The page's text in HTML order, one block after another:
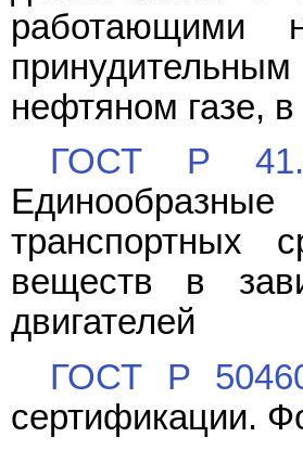
работающими
нефтяном газе,
ГОСТ Р
транспортных
веществ в
двигателей
ГОСТ Р
сертификации.